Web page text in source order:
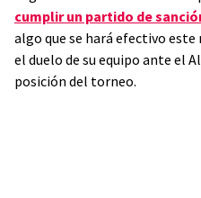
cumplir un partido de
algo que se hará efectivo este
el duelo de su equipo ante el
posición del torneo.